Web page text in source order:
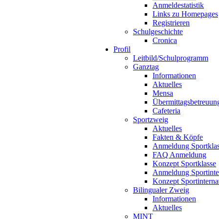
Anmeldestatistik
Links zu Homepages
Registrieren
Schulgeschichte
Cronica
Profil
Leitbild/Schulprogramm
Ganztag
Informationen
Aktuelles
Mensa
Cafeteria
Sportzweig
Aktuelles
Fakten & Köpfe
Anmeldung
FAQ Anmeldung
Konzept Sportklasse
Anmeldung
Konzept
Bilingualer Zweig
Informationen
Aktuelles
MINT